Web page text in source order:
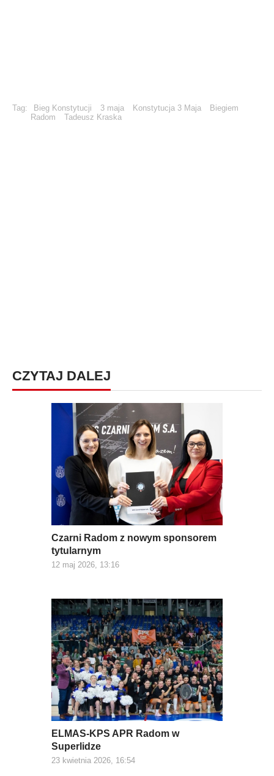
Tag: Bieg Konstytucji 3 maja Konstytucja 3 Maja
Biegiem
Radom
Tadeusz Kraska
CZYTAJ DALEJ
Czarni Radom z nowym sponsorem
tytularnym
12 maj 2026, 13:16
ELMAS-KPS APR Radom w
Superlidze
23 kwietnia 2026, 16:54